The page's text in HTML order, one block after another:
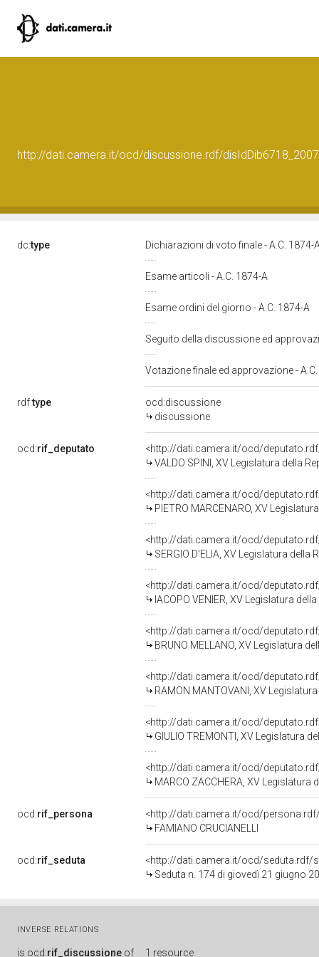
http://dati.camera.it/ocd/discussione.rdf/
dc:type Dichiarazioni di voto finale - A.C. 1874-
Esame articoli - A.C. 1874-A
Esame ordini del giorno - A.C. 1874-A
Seguito della discussione ed
Votazione finale ed approvazione -
rdf:type
ocd:discussione
discussione
ocd:rif_deputato
<http://dati.camera.it/ocd/
VALDO SPINI, XV Legislatura della
<http://dati.camera.it/ocd/
PIETRO MARCENARO, XV
<http://dati.camera.it/ocd/
SERGIO D'ELIA, XV Legislatura della
<http://dati.camera.it/ocd/
IACOPO VENIER, XV Legislatura
<http://dati.camera.it/ocd/
BRUNO MELLANO, XV Legislatura
<http://dati.camera.it/ocd/
RAMON MANTOVANI, XV
<http://dati.camera.it/ocd/
GIULIO TREMONTI, XV Legislatura
<http://dati.camera.it/ocd/
MARCO ZACCHERA, XV Legislatura
ocd:rif_persona
<http://dati.camera.it/ocd/
FAMIANO CRUCIANELLI
ocd:rif_seduta
<http://dati.camera.it/ocd/seduta.rdf/
Seduta n. 174 di giovedì 21 giugno
INVERSE RELATIONS
is ocd:rif_discussione of 1 resource